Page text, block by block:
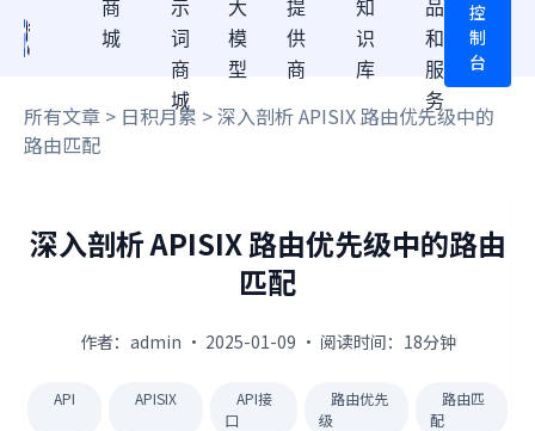
商
城
示
词
商
城
大
模
型
提
供
商
知
识
库
品
和
服
务
控
制
台
所有文章 > 日积月累 > 深入剖析 APISIX 路由优先级中的
路由匹配
深入剖析 APISIX 路由优先级中的路由
匹配
作者：admin · 2025-01-09 · 阅读时间：18分钟
API APISIX
API接
口
路由优先
级
路由匹
配